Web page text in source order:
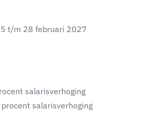
t/m 28 februari 2027
salarisverhoging
salarisverhoging